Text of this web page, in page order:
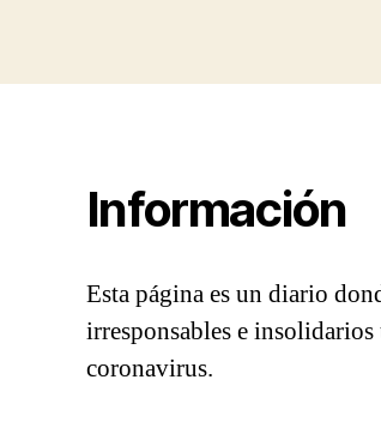
Información
Esta página es un diario
irresponsables e
coronavirus.